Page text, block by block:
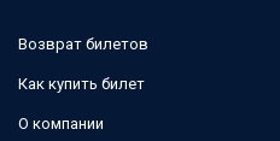
Возврат билетов
Как купить билет
О компании